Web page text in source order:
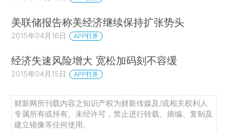
美联储报告称美经济继续保持扩张势头
2015年04月16日 APP打开
经济失速风险增大 宽松加码刻不容缓
2015年04月15日 APP打开
财新网所刊载内容之知识产权为财新传媒及/或相关权利人
专属所有或持有。未经许可，禁止进行转载、摘编、复制及
建立镜像等任何使用。